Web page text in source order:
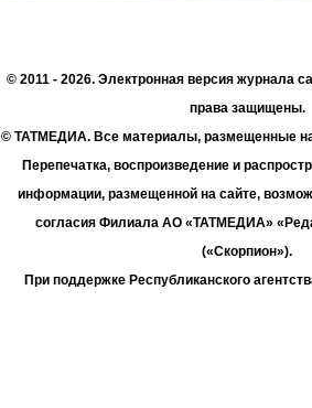
© 2011 - 2026. Электронная версия журнала
права защищены.
© ТАТМЕДИА. Все материалы, размещенные
Перепечатка, воспроизведение и
информации, размещенной на сайте,
согласия Филиала АО «ТАТМЕДИА»
(«Скорпион»).
При поддержке Республиканского